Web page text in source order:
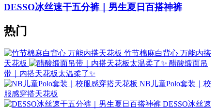
DESSO冰丝速干五分裤｜男生夏日百搭神裤
热门
竹节棉麻白背心 万能内搭
天花板
醋酸缎面吊
带｜内搭天花板太温柔了✨
NB儿童Polo套装｜校
服感穿搭天花板
DESSO冰丝速